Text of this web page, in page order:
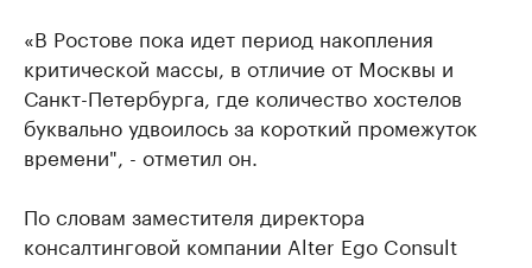
«В Ростове пока идет период накопления
критической массы, в отличие от Москвы и
Санкт-Петербурга, где количество хостелов
буквально удвоилось за короткий промежуток
времени", - отметил он.
По словам заместителя директора
консалтинговой компании Alter Ego Consult